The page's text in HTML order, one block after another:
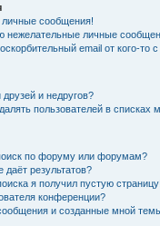
личные сообщения!
нежелательные личные
email от кого-то
и недругов?
пользователей в списках
по форуму или форумам?
результатов?
я получил пустую страницу!
конференции?
и созданные мной